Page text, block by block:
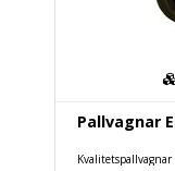
Pallvagnar